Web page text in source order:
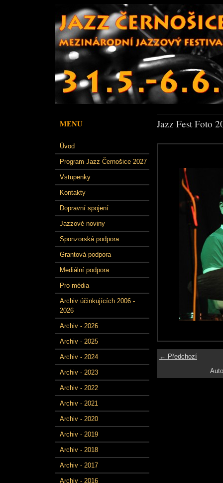
MENU
Úvod
Program Jazz Černošice 2027
Vstupenky
Kontakty
Dopravní spojení
Jazzové noviny
Sponzorská podpora
Grantová podpora
Mediální podpora
Pro média
Archiv účinkujících 2006 -
2026
Archiv - 2026
Archiv - 2025
Archiv - 2024
Archiv - 2023
Archiv - 2022
Archiv - 2021
Archiv - 2020
Archiv - 2019
Archiv - 2018
Archiv - 2017
Archiv - 2016
Jazz Fest Foto
← Předchozí